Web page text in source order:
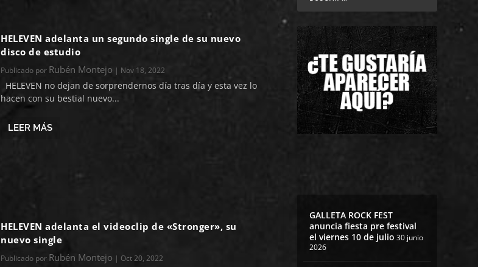
HELEVEN adelanta un segundo single de su nuevo
disco de estudio
Publicado por Rubén Montejo | Nov 18, 2022
HELEVEN no dejan de sorprendernos día tras día y esta vez lo
hacen con su bestial nuevo...
LEER MÁS
HELEVEN adelanta el videoclip de «Stronger», su
nuevo single
Publicado por Rubén Montejo | Oct 20, 2022
GALLETA ROCK FEST
anuncia fiesta pre festival
el viernes 10 de julio 30 junio
2026